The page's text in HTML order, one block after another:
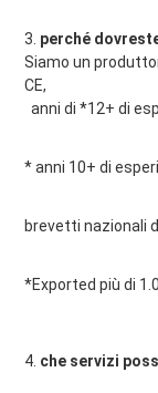
3. perché
Siamo un
CE,
anni di *12+ di
* anni 10+ di
brevetti nazionali
*Exported più di
4. che servizi